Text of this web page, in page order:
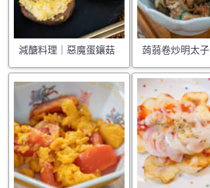
減醣料理｜惡魔蛋鑲菇 蒟蒻卷炒明太子